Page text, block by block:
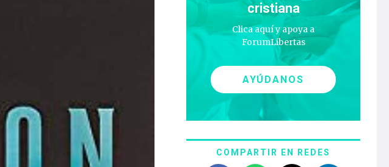
cristiana
Clica aquí y apoya a
ForumLibertas
AYÚDANOS
COMPARTIR EN REDES